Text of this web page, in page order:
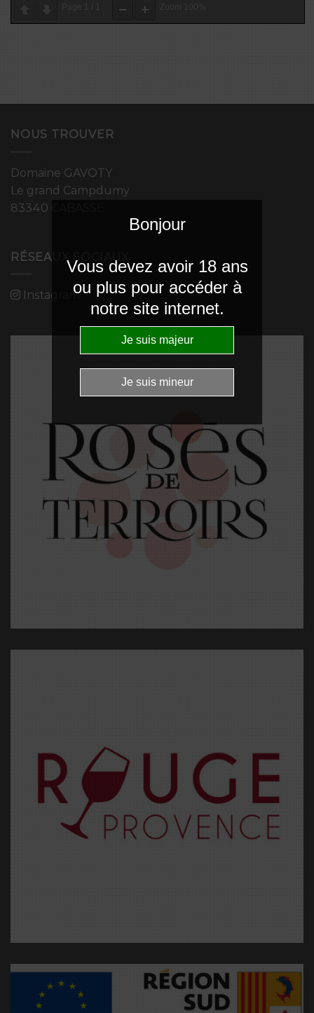
Page 1 / 1 Zoom 100%
NOUS TROUVER
Domaine GAVOTY
Le grand Campdumy
83340 CABASSE
RÉSEAUX SOCIAUX
Instagram
Bonjour
Vous devez avoir 18 ans
ou plus pour accéder à
notre site internet.